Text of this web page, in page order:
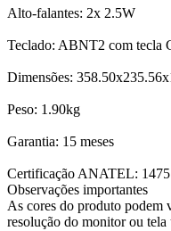
Alto-falantes: 2x 2.5W
Teclado: ABNT2 com tecla
Dimensões:
Peso: 1.90kg
Garantia: 15 meses
Certificação ANATEL:
Observações importantes
As cores do produto podem
resolução do monitor ou tela